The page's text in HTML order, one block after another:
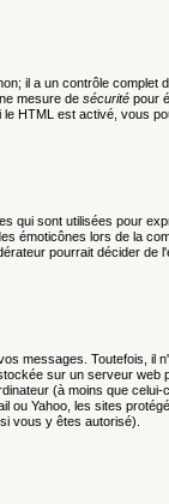
il a un contrôle
mesure de sécurité pour
HTML est activé, vous
qui sont utilisées pour
émoticônes lors de la
pourrait décider de
messages. Toutefois,
sur un serveur web
(à moins que
ou Yahoo, les sites
vous y êtes autorisé).